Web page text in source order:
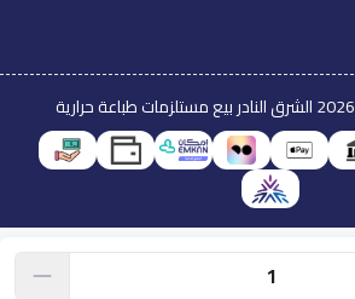
الشرق النادر بيع مستلزمات طباعة حرارية